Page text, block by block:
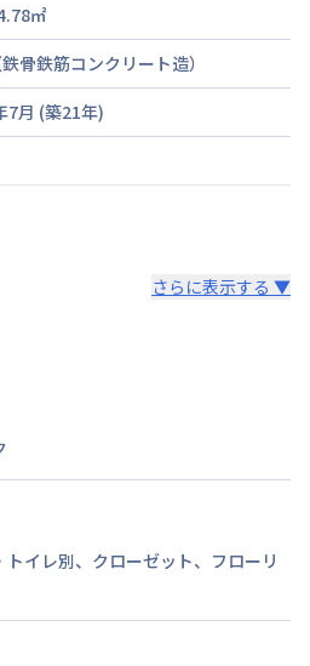
㎡
骨鉄筋コンクリート造）
7月 (築21年)
新日より14日以内
7月26日
さらに表示する ▼
トイレ別、 クローゼット、 フローリ